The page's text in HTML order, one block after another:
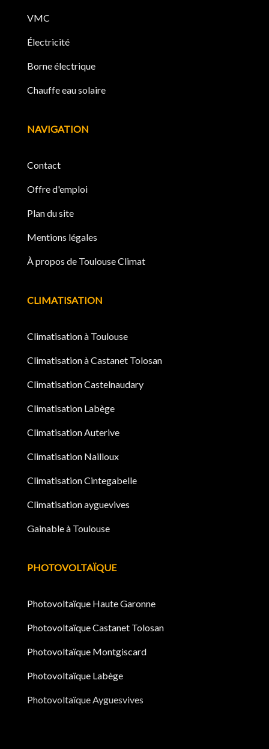
VMC
Électricité
Borne électrique
Chauffe eau solaire
NAVIGATION
Contact
Offre d'emploi
Plan du site
Mentions légales
À propos de Toulouse Climat
CLIMATISATION
Climatisation à Toulouse
Climatisation à Castanet Tolosan
Climatisation Castelnaudary
Climatisation Labège
Climatisation Auterive
Climatisation Nailloux
Climatisation Cintegabelle
Climatisation ayguevives
Gainable à Toulouse
PHOTOVOLTAÏQUE
Photovoltaïque Haute Garonne
Photovoltaïque Castanet Tolosan
Photovoltaïque Montgiscard
Photovoltaïque Labège
Photovoltaïque Ayguesvives